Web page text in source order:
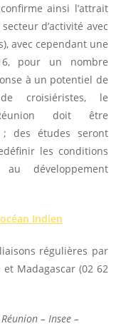
ainsi l’attrait
d’activité avec
avec cependant une
pour un nombre
à un potentiel de
croisiéristes, le
doit être
; des études seront
les conditions
développement
Indien
régulières par
Madagascar (02 62
– Insee –